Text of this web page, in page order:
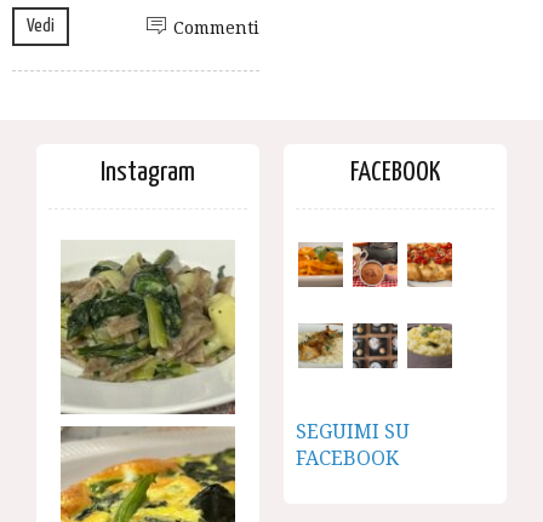
Vedi Commenti
Instagram FACEBOOK
SEGUIMI SU
FACEBOOK